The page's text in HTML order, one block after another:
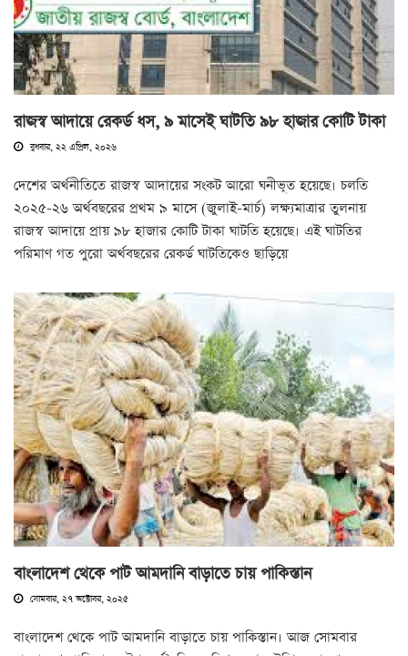
রাজস্ব আদায়ে রেকর্ড ধস, ৯ মাসেই ঘাটতি ৯৮ হাজার কোটি টাকা
বুধবার, ২২ এপ্রিল, ২০২৬
দেশের অর্থনীতিতে রাজস্ব আদায়ের সংকট আরো ঘনীভূত হয়েছে। চলতি
২০২৫-২৬ অর্থবছরের প্রথম ৯ মাসে (জুলাই-মার্চ) লক্ষ্যমাত্রার তুলনায়
রাজস্ব আদায়ে প্রায় ৯৮ হাজার কোটি টাকা ঘাটতি হয়েছে। এই ঘাটতির
পরিমাণ গত পুরো অর্থবছরের রেকর্ড ঘাটতিকেও ছাড়িয়ে
বাংলাদেশ থেকে পাট আমদানি বাড়াতে চায় পাকিস্তান
সোমবার, ২৭ অক্টোবর, ২০২৫
বাংলাদেশ থেকে পাট আমদানি বাড়াতে চায় পাকিস্তান। আজ সোমবার